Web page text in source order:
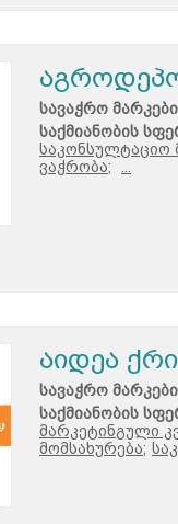
სავაჭრო
საქმიანობის
საკონსულტაციო
ვაჭრობა;
აიდეა
სავაჭრო
საქმიანობის
მარკეტინგული
მომსახურება;